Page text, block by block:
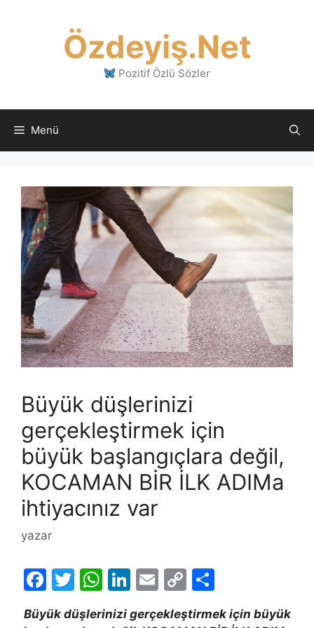
Özdeyiş.Net
Pozitif Özlü Sözler
Menü
Büyük düşlerinizi
gerçekleştirmek için
büyük başlangıçlara değil,
KOCAMAN BİR İLK ADIMa
ihtiyacınız var
yazar
F
T
W Li E
C
Büyük düşlerinizi gerçekleştirmek için büyük